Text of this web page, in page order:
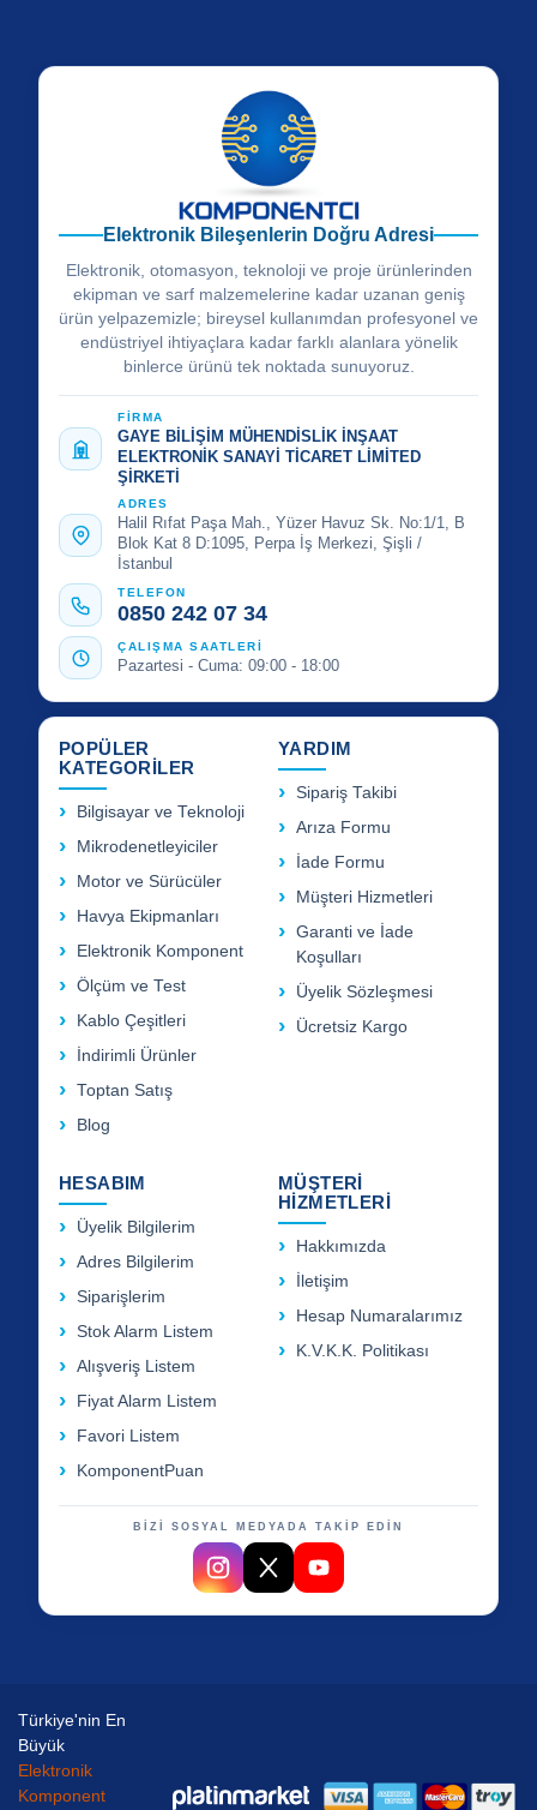
Elektronik Bileşenlerin Doğru Adresi
Elektronik, otomasyon, teknoloji ve proje ürünlerinden
ekipman ve sarf malzemelerine kadar uzanan geniş
ürün yelpazemizle; bireysel kullanımdan profesyonel ve
endüstriyel ihtiyaçlara kadar farklı alanlara yönelik
binlerce ürünü tek noktada sunuyoruz.
FİRMA
GAYE BİLİŞİM MÜHENDİSLİK İNŞAAT
ELEKTRONİK SANAYİ TİCARET LİMİTED
ŞİRKETİ
ADRES
Halil Rıfat Paşa Mah., Yüzer Havuz Sk. No:1/1, B
Blok Kat 8 D:1095, Perpa İş Merkezi, Şişli /
İstanbul
TELEFON
0850 242 07 34
ÇALIŞMA SAATLERİ
Pazartesi - Cuma: 09:00 - 18:00
POPÜLER
KATEGORİLER
Bilgisayar ve Teknoloji
Mikrodenetleyiciler
Motor ve Sürücüler
Havya Ekipmanları
Elektronik Komponent
Ölçüm ve Test
Kablo Çeşitleri
İndirimli Ürünler
Toptan Satış
Blog
YARDIM
Sipariş Takibi
Arıza Formu
İade Formu
Müşteri Hizmetleri
Garanti ve İade
Koşulları
Üyelik Sözleşmesi
Ücretsiz Kargo
HESABIM
Üyelik Bilgilerim
Adres Bilgilerim
Siparişlerim
Stok Alarm Listem
Alışveriş Listem
Fiyat Alarm Listem
Favori Listem
KomponentPuan
MÜŞTERİ
HİZMETLERİ
Hakkımızda
İletişim
Hesap Numaralarımız
K.V.K.K. Politikası
BİZİ SOSYAL MEDYADA TAKİP EDİN
Türkiye'nin En
Büyük
Elektronik
Komponent